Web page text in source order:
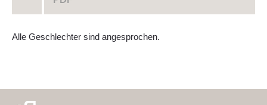
Alle Geschlechter sind angesprochen.